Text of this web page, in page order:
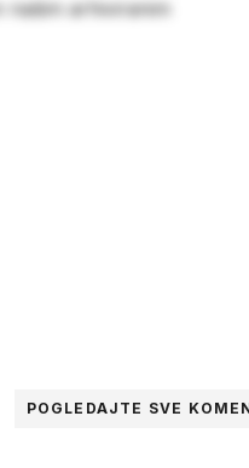
arhiviranim
POGLEDAJTE SVE